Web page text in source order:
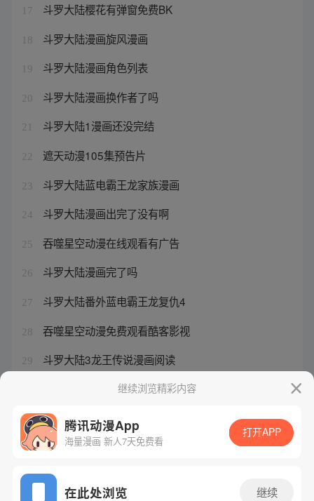
17 斗罗大陆樱花有弹窗免费BK
18 斗罗大陆漫画旋风漫画
19 斗罗大陆漫画角色列表
20 斗罗大陆漫画换作者了吗
21 斗罗大陆1漫画还没完结
22 遮天动漫105集预告片
23 斗罗大陆蓝电霸王龙家族漫画
24 斗罗大陆漫画出完了没有啊
25 吞噬星空动漫在线观看有广告
26 斗罗大陆漫画完了吗
27 斗罗大陆番外蓝电霸王龙复仇4
28 吞噬星空动漫免费观看酷客影视
29 斗罗大陆3龙王传说漫画阅读
斗罗大陆漫画作者是谁继续浏览精彩内容
腾讯动漫App
海量漫画 新人7天免费看
打开APP
在此处浏览 继续
网站备案/许可证号：粤B2-20090059-5